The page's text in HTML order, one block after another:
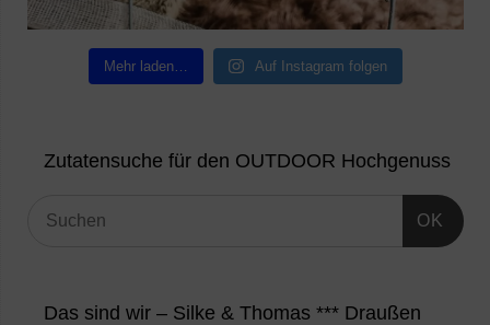
Mehr laden… Auf Instagram folgen
Zutatensuche für den OUTDOOR Hochgenuss
OK
Das sind wir – Silke & Thomas *** Draußen